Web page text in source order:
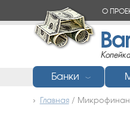
О
Банки ﹀
Главная/